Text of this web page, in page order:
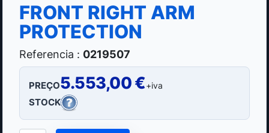
FRONT RIGHT ARM
PROTECTION
Referencia : 0219507
PREÇO5.553,00 €+iva
STOCK